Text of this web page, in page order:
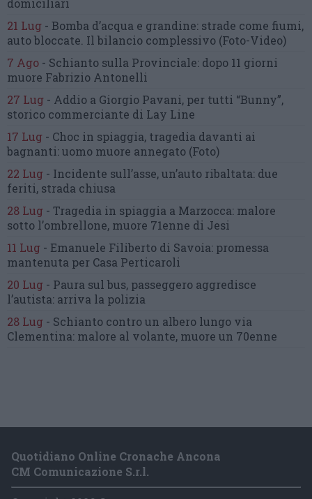
domiciliari
21 Lug - Bomba d’acqua e grandine: strade come fiumi,
auto bloccate. Il bilancio complessivo (Foto-Video)
7 Ago - Schianto sulla Provinciale: dopo 11 giorni
muore Fabrizio Antonelli
27 Lug - Addio a Giorgio Pavani, per tutti “Bunny”,
storico commerciante di Lay Line
17 Lug - Choc in spiaggia, tragedia davanti ai
bagnanti:uomo muore annegato (Foto)
22 Lug - Incidente sull’asse, un’auto ribaltata: due
feriti, strada chiusa
28 Lug - Tragedia in spiaggia a Marzocca: malore
sotto l’ombrellone, muore 71enne di Jesi
11 Lug - Emanuele Filiberto di Savoia: promessa
mantenuta per Casa Perticaroli
20 Lug - Paura sul bus, passeggero aggredisce
l’autista: arriva la polizia
28 Lug - Schianto contro un albero lungo via
Clementina: malore al volante, muore un 70enne
Quotidiano Online Cronache Ancona
CM Comunicazione S.r.l.